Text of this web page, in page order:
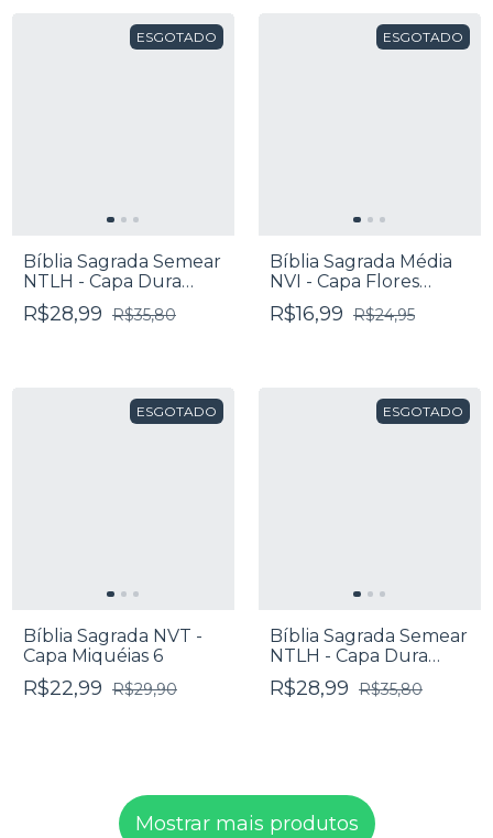
ESGOTADO
Bíblia Sagrada Semear
NTLH - Capa Dura
Leão Cinza
R$28,99 R$35,80
ESGOTADO
Bíblia Sagrada Média
NVI - Capa Flores
Jeans
R$16,99 R$24,95
ESGOTADO
Bíblia Sagrada NVT -
Capa Miquéias 6
R$22,99 R$29,90
ESGOTADO
Bíblia Sagrada Semear
NTLH - Capa Dura
Preta
R$28,99 R$35,80
Mostrar mais produtos